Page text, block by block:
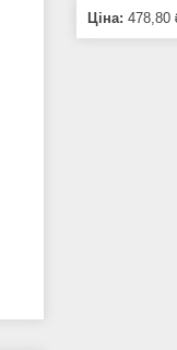
Ціна: 478,80